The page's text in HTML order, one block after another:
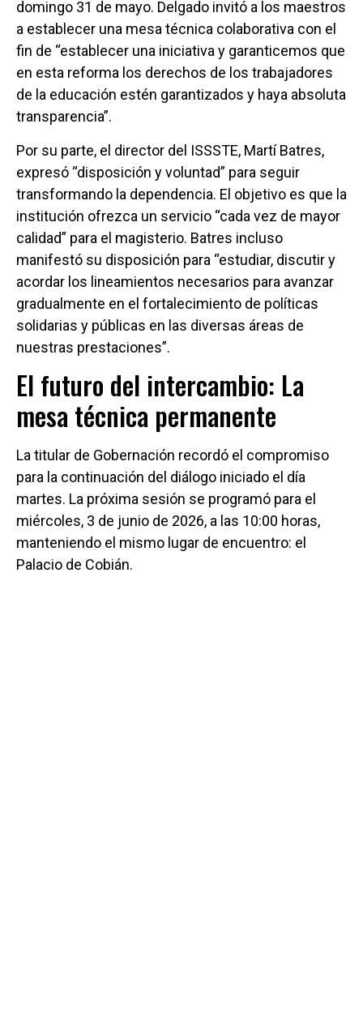
domingo 31 de mayo. Delgado invitó a los maestros
a establecer una mesa técnica colaborativa con el
fin de “establecer una iniciativa y garanticemos que
en esta reforma los derechos de los trabajadores
de la educación estén garantizados y haya absoluta
transparencia”.
Por su parte, el director del ISSSTE, Martí Batres,
expresó “disposición y voluntad” para seguir
transformando la dependencia. El objetivo es que la
institución ofrezca un servicio “cada vez de mayor
calidad” para el magisterio. Batres incluso
manifestó su disposición para “estudiar, discutir y
acordar los lineamientos necesarios para avanzar
gradualmente en el fortalecimiento de políticas
solidarias y públicas en las diversas áreas de
nuestras prestaciones”.
El futuro del intercambio: La
mesa técnica permanente
La titular de Gobernación recordó el compromiso
para la continuación del diálogo iniciado el día
martes. La próxima sesión se programó para el
miércoles, 3 de junio de 2026, a las 10:00 horas,
manteniendo el mismo lugar de encuentro: el
Palacio de Cobián.